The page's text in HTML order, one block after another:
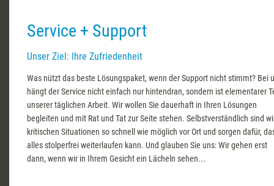
Service + Support
Unser Ziel: Ihre Zufriedenheit
Was nützt das beste Lösungspaket, wenn der Support nicht stimmt? Bei
hängt der Service nicht einfach nur hintendran, sondern ist elementarer
unserer täglichen Arbeit. Wir wollen Sie dauerhaft in Ihren Lösungen
begleiten und mit Rat und Tat zur Seite stehen. Selbstverständlich sind
kritischen Situationen so schnell wie möglich vor Ort und sorgen dafür,
alles stolperfrei weiterlaufen kann. Und glauben Sie uns: Wir gehen erst
dann, wenn wir in Ihrem Gesicht ein Lächeln sehen...